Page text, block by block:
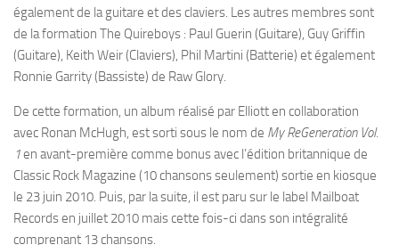
également de la guitare et des claviers. Les autres membres sont
de la formation The Quireboys : Paul Guerin (Guitare), Guy Griffin
(Guitare), Keith Weir (Claviers), Phil Martini (Batterie) et également
Ronnie Garrity (Bassiste) de Raw Glory.
De cette formation, un album réalisé par Elliott en collaboration
avec Ronan McHugh, est sorti sous le nom de My ReGeneration Vol.
1en avant-première comme bonus avec l’édition britannique de
Classic Rock Magazine (10 chansons seulement) sortie en kiosque
le 23 juin 2010. Puis, par la suite, il est paru sur le label Mailboat
Records en juillet 2010 mais cette fois-ci dans son intégralité
comprenant 13 chansons.